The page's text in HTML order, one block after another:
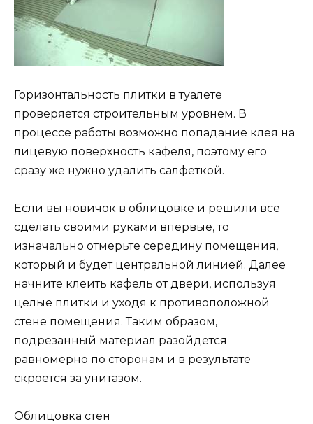
Горизонтальность плитки в туалете
проверяется строительным уровнем. В
процессе работы возможно попадание клея на
лицевую поверхность кафеля, поэтому его
сразу же нужно удалить салфеткой.
Если вы новичок в облицовке и решили все
сделать своими руками впервые, то
изначально отмерьте середину помещения,
который и будет центральной линией. Далее
начните клеить кафель от двери, используя
целые плитки и уходя к противоположной
стене помещения. Таким образом,
подрезанный материал разойдется
равномерно по сторонам и в результате
скроется за унитазом.
Облицовка стен